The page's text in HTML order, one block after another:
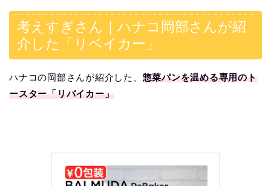
考えすぎさん｜ハナコ岡部さんが紹
介した「リベイカー」
ハナコの岡部さんが紹介した、 惣菜パンを温める専用のト
ースター「リバイカー」